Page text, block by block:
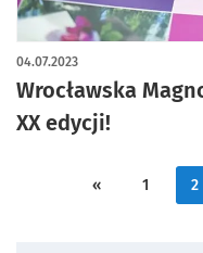
Wrocławska
XX edycji!
04.07.2023
« 1 2